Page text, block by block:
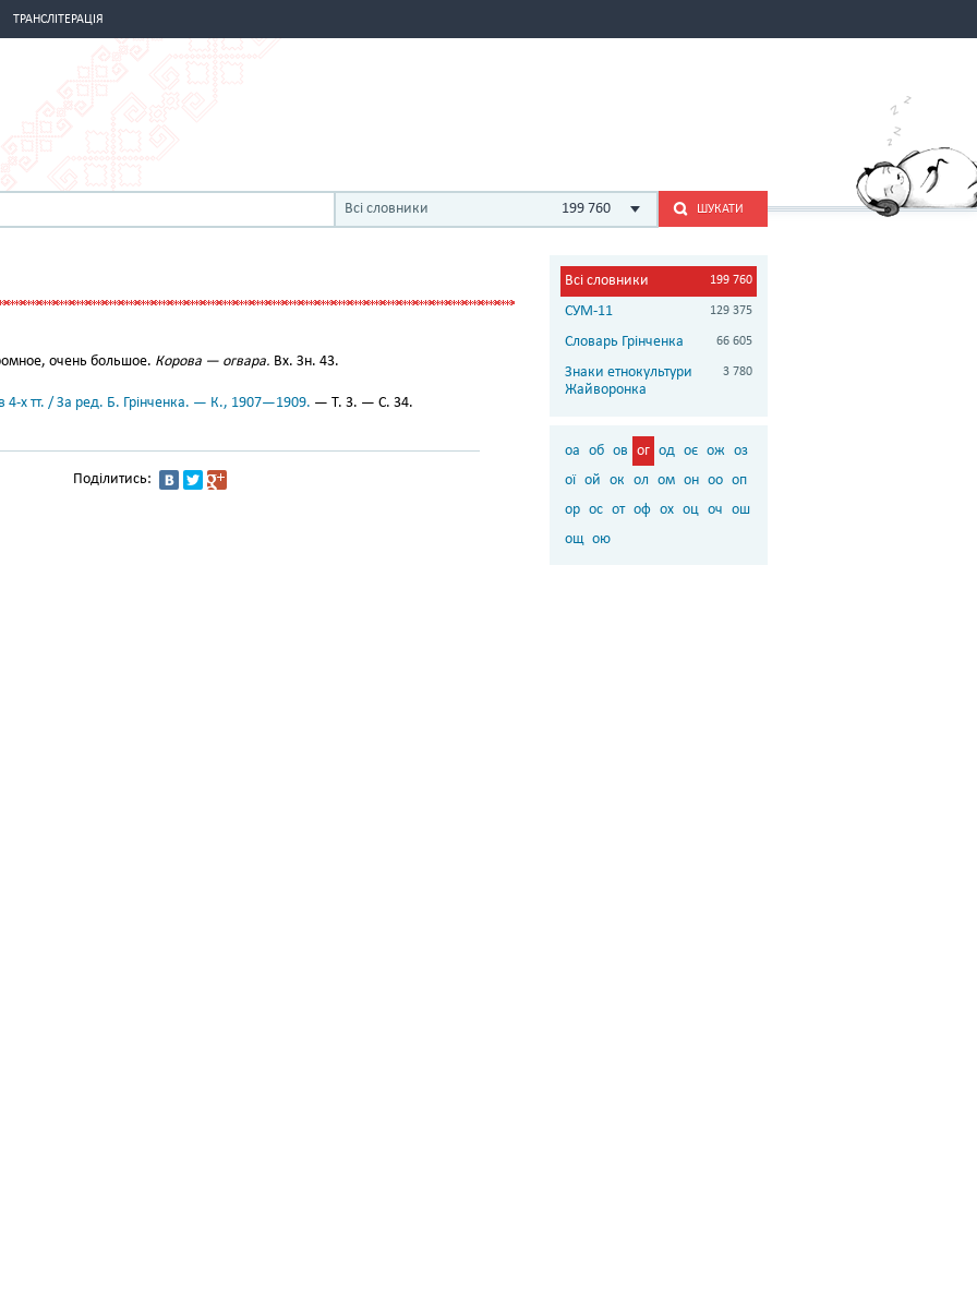
ТРАНСЛІТЕРАЦІЯ
Всі словники 199 760 ШУКАТИ
очень большое. Корова — огвара. Вх. Зн. 43.
4-х тт. / За ред. Б. Грінченка. — К., 1907—1909. — Т. 3. — С. 34.
Поділитись:
Всі словники 199 760
СУМ-11 129 375
Словарь Грінченка 66 605
Знаки етнокультури
Жайворонка
3 780
оа об ов ог од оє ож оз
ої ой ок ол ом он оо оп
ор ос от оф ох оц оч ош
ощ ою